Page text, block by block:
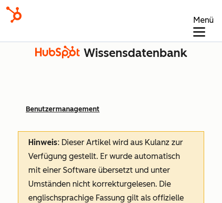
Menü
Wissensdatenbank
Benutzermanagement
Hinweis: Dieser Artikel wird aus Kulanz zur
Verfügung gestellt. Er wurde automatisch
mit einer Software übersetzt und unter
Umständen nicht korrekturgelesen. Die
englischsprachige Fassung gilt als offizielle